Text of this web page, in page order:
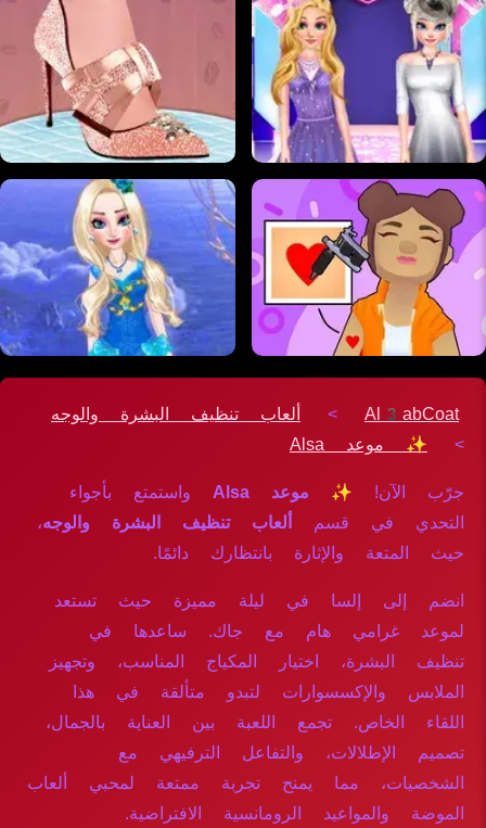
Al3abCoat
>
ألعاب تنظيف البشرة والوجه
>
✨ موعد Alsa
جرّب الآن! ✨ موعد Alsa
واستمتع بأجواء
التحدي في قسم
ألعاب تنظيف البشرة والوجه،
حيث المتعة والإثارة بانتظارك دائمًا.
انضم إلى إلسا في ليلة مميزة حيث تستعد
لموعد غرامي هام مع جاك. ساعدها في
تنظيف البشرة، اختيار المكياج المناسب، وتجهيز
الملابس والإكسسوارات لتبدو متألقة في هذا
اللقاء الخاص. تجمع اللعبة بين العناية بالجمال،
تصميم الإطلالات، والتفاعل الترفيهي مع
الشخصيات، مما يمنح تجربة ممتعة لمحبي ألعاب
الموضة والمواعيد الرومانسية الافتراضية.